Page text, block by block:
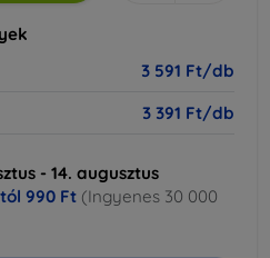
3 591 Ft/db
3 391 Ft/db
- 14. augusztus
990 Ft (Ingyenes 30 000